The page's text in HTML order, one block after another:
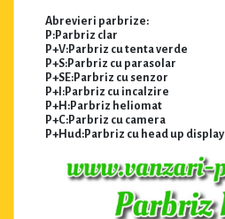
Abrevieri parbrize:
P:Parbriz clar
P+V:Parbriz cu tenta verde
P+S:Parbriz cu parasolar
P+SE:Parbriz cu senzor
P+I:Parbriz cu incalzire
P+H:Parbriz heliomat
P+C:Parbriz cu camera
P+Hud:Parbriz cu head up display